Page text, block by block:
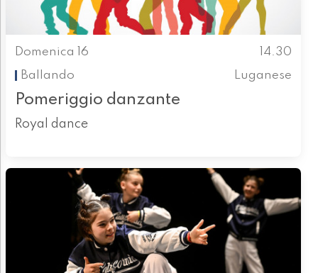
Domenica 16
14.30
Ballando
Luganese
Pomeriggio danzante
Royal dance